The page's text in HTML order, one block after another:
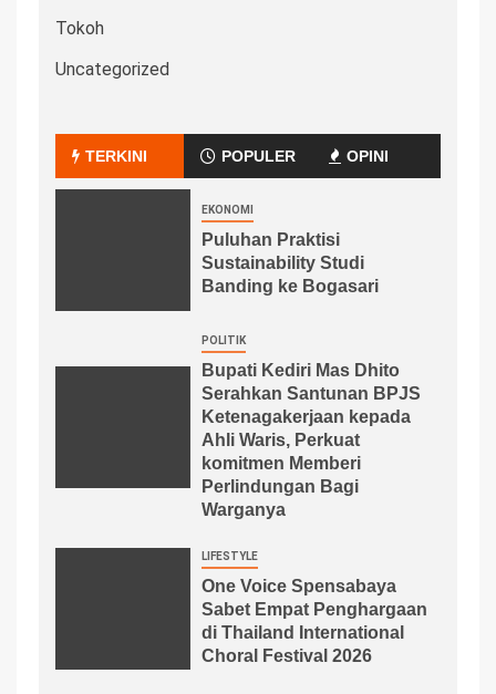
Tokoh
Uncategorized
TERKINI POPULER OPINI
EKONOMI
Puluhan Praktisi
Sustainability Studi
Banding ke Bogasari
POLITIK
Bupati Kediri Mas Dhito
Serahkan Santunan BPJS
Ketenagakerjaan kepada
Ahli Waris, Perkuat
komitmen Memberi
Perlindungan Bagi
Warganya
LIFESTYLE
One Voice Spensabaya
Sabet Empat Penghargaan
di Thailand International
Choral Festival 2026